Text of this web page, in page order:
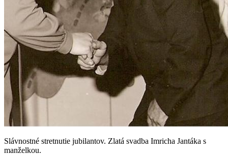
Slávnostné stretnutie jubilantov. Zlatá svadba Imricha Jantáka s
manželkou.